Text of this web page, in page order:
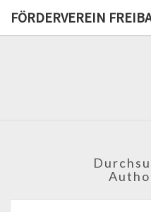
FÖRDERVEREIN